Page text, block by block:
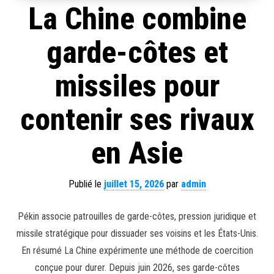
La Chine combine
garde-côtes et
missiles pour
contenir ses rivaux
en Asie
Publié le juillet 15, 2026par admin
Pékin associe patrouilles de garde-côtes, pression juridique et
missile stratégique pour dissuader ses voisins et les États-Unis.
En résumé La Chine expérimente une méthode de coercition
conçue pour durer. Depuis juin 2026, ses garde-côtes